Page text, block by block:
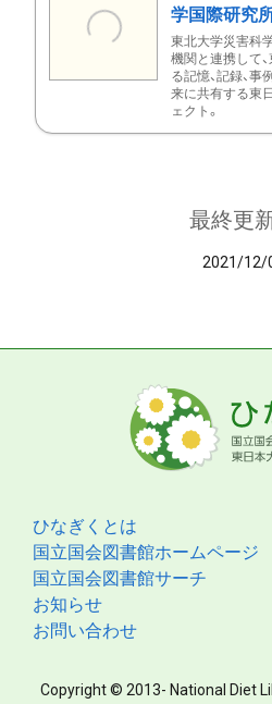
学国際研究
東北大学災害科
機関と連携して
る記憶、記録、事
来に共有する東
ェクト。
最終更
2021/12/
ひなぎくとは
国立国会図書館ホームページ
国立国会図書館サーチ
お知らせ
お問い合わせ
Copyright © 2013- National Diet